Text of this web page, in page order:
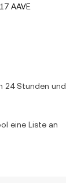
AAVE
24 Stunden und
eine Liste an